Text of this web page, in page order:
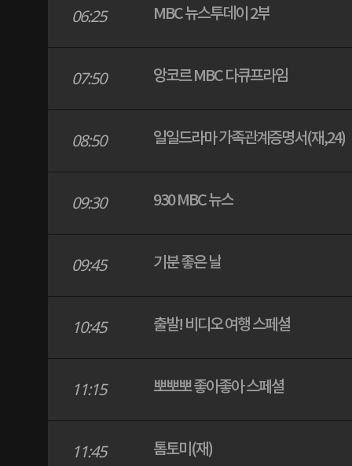
06:25 MBC 뉴스투데이 2부
07:50 앙코르 MBC 다큐프라임
08:50 일일드라마 가족관계증명서(재,24)
09:30 930 MBC 뉴스
09:45 기분 좋은 날
10:45 출발! 비디오 여행 스페셜
11:15 뽀뽀뽀 좋아좋아 스페셜
11:45 톰토미(재)